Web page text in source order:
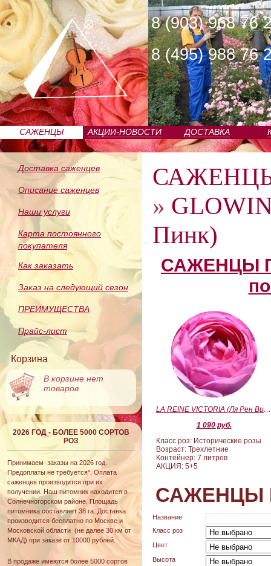
8 (903) 968 76
8 (495) 988 76
САЖЕНЦЫ
ПИТОМНИКА
АКЦИИ-НОВОСТИ ДОСТАВКА
Доставка саженцев
Описание саженцев
Наши услуги
Карта постоянного
покупателя
Как заказать
Заказ на следующий сезон
ПРЕИМУЩЕСТВА
Прайс-лист
Корзина
В корзине нет
товаров
2026 ГОД - БОЛЕЕ 5000 СОРТОВ
РОЗ
Принимаем заказы на 2026 год.
Предоплаты не требуется*. Оплата
саженцев производится при их
получении. Наш питомник находится в
Солнечногорском районе. Площадь
питомника составляет 38 га. Доставка
производится бесплатно по Москве и
Московской области (не далее 30 км от
МКАД) при заказе от 10000 рублей.
В продаже имеются более 5000 сортов
»
Пинк)
САЖЕНЦЫ
LA REINE VICTORIA (Ля Рен Виктория)
1 090 руб.
Класс роз: Исторические розы
Возраст: Трехлетние
Контейнер: 7 литров
АКЦИЯ: 5+5
САЖЕНЦЫ
Название
Класс роз
Цвет
Высота